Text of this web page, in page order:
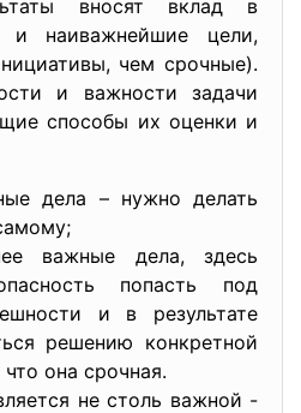
вносят вклад в
и наиважнейшие цели,
чем срочные).
и важности задачи
способы их оценки и
дела – нужно делать
важные дела, здесь
попасть под
и в результате
решению конкретной
она срочная.
не столь важной -